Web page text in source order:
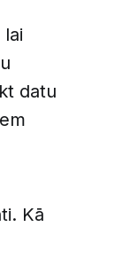
datu
Kā